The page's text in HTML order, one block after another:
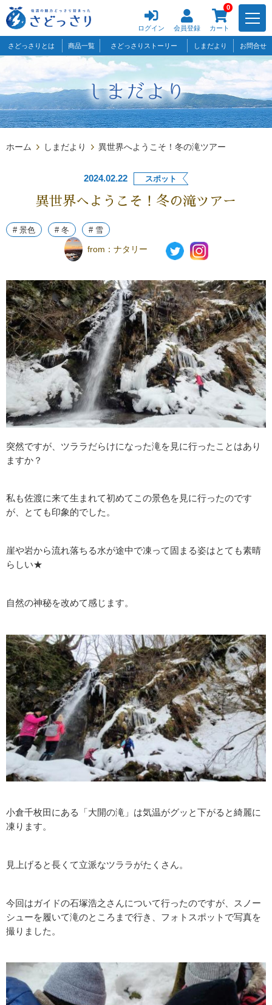
ログイン 会員登録
0
カート
さどっさりとは 商品一覧 さどっさりストーリー しまだより お問合せ
ホーム しまだより 異世界へようこそ！冬の滝ツアー
2024.02.22 スポット
異世界へようこそ！冬の滝ツアー
# 景色 # 冬 # 雪
from： ナタリー
突然ですが、ツララだらけになった滝を見に行ったことはあり
ますか？
私も佐渡に来て生まれて初めてこの景色を見に行ったのです
が、とても印象的でした。
崖や岩から流れ落ちる水が途中で凍って固まる姿はとても素晴
らしい★
自然の神秘を改めて感じます。
小倉千枚田にある「大開の滝」は気温がグッと下がると綺麗に
凍ります。
見上げると長くて立派なツララがたくさん。
今回はガイドの石塚浩之さんについて行ったのですが、スノー
シューを履いて滝のところまで行き、フォトスポットで写真を
撮りました。